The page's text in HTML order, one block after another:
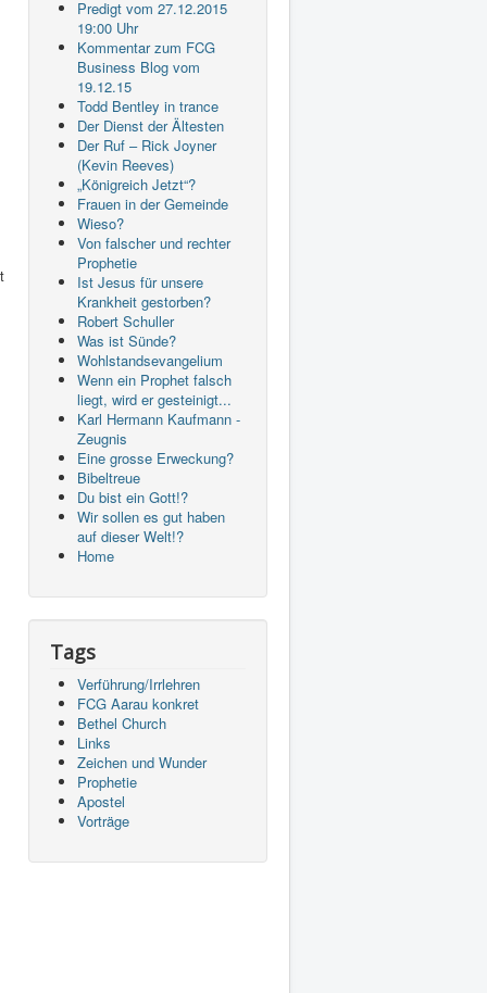
Predigt vom 27.12.2015
19:00 Uhr
Kommentar zum FCG
Business Blog vom
19.12.15
Todd Bentley in trance
Der Dienst der Ältesten
Der Ruf – Rick Joyner
(Kevin Reeves)
„Königreich Jetzt“?
Frauen in der Gemeinde
Wieso?
Von falscher und rechter
Prophetie
Ist Jesus für unsere
Krankheit gestorben?
Robert Schuller
Was ist Sünde?
Wohlstandsevangelium
Wenn ein Prophet falsch
liegt, wird er gesteinigt...
Karl Hermann Kaufmann -
Zeugnis
Eine grosse Erweckung?
Bibeltreue
Du bist ein Gott!?
Wir sollen es gut haben
auf dieser Welt!?
Home
Tags
Verführung/Irrlehren
FCG Aarau konkret
Bethel Church
Links
Zeichen und Wunder
Prophetie
Apostel
Vorträge